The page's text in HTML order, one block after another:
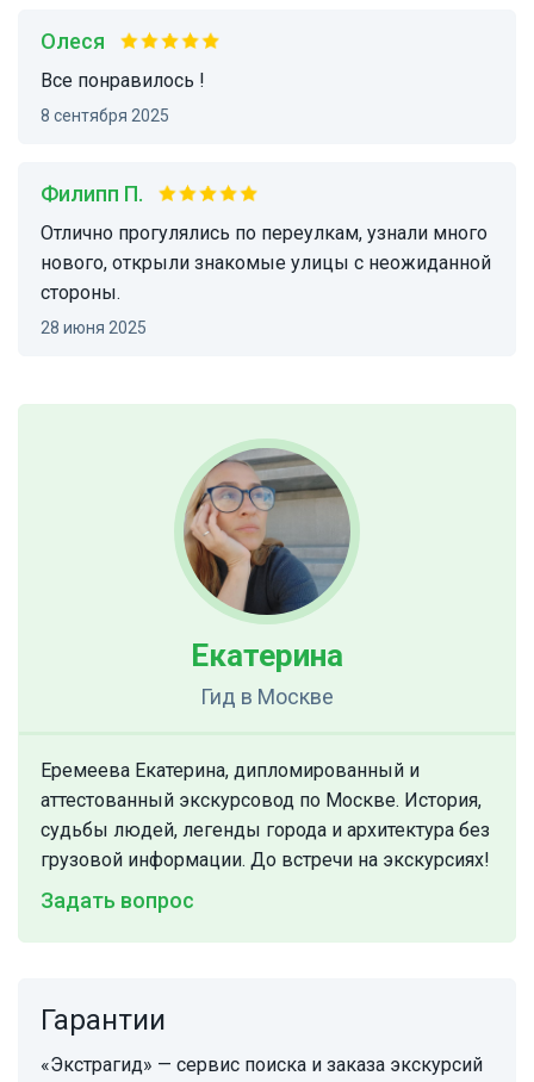
Олеся
Все понравилось !
8 сентября 2025
Филипп П.
Отлично прогулялись по переулкам, узнали много
нового, открыли знакомые улицы с неожиданной
стороны.
28 июня 2025
Екатерина
Гид в Москве
Еремеева Екатерина, дипломированный и
аттестованный экскурсовод по Москве. История,
судьбы людей, легенды города и архитектура без
грузовой информации. До встречи на экскурсиях!
Задать вопрос
Гарантии
«Экстрагид» — сервис поиска и заказа экскурсий